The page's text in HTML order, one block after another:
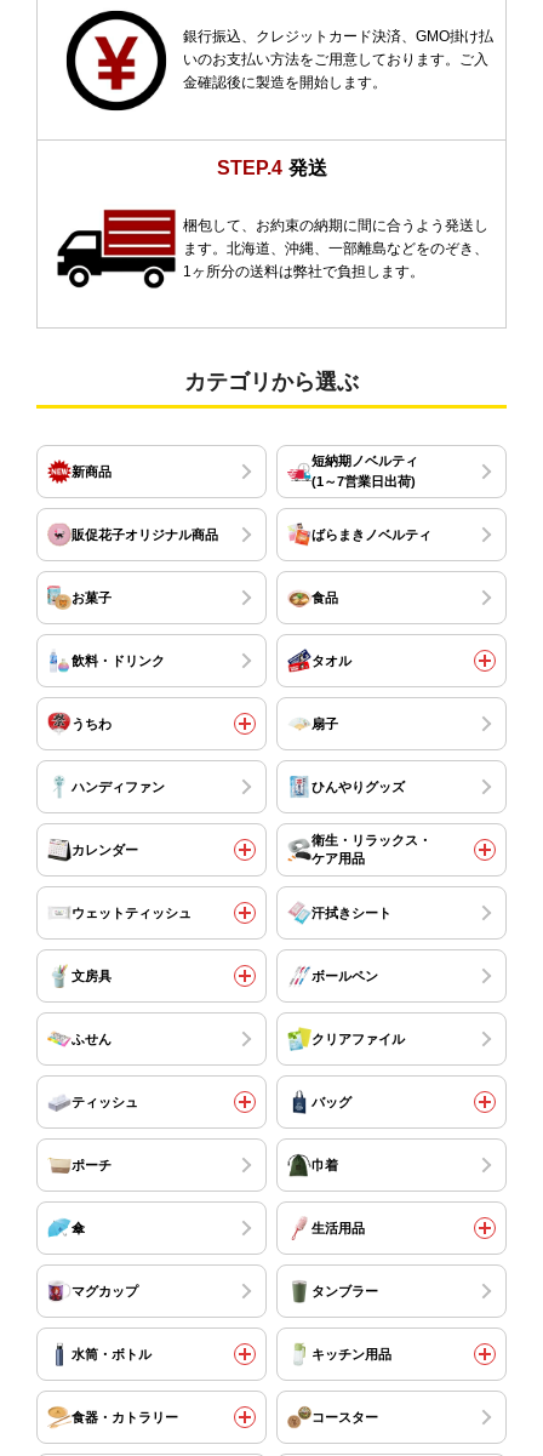
銀行振込、クレジットカード決済、GMO掛け払
いのお支払い方法をご用意しております。ご入
金確認後に製造を開始します。
STEP.4 発送
梱包して、お約束の納期に間に合うよう発送し
ます。北海道、沖縄、一部離島などをのぞき、
1ヶ所分の送料は弊社で負担します。
カテゴリから選ぶ
新商品
短納期ノベルティ
(1～7営業日出荷)
販促花子オリジナル商品 ばらまきノベルティ
お菓子 食品
飲料・ドリンク タオル
うちわ 扇子
ハンディファン ひんやりグッズ
カレンダー
衛生・リラックス・
ケア用品
ウェットティッシュ 汗拭きシート
文房具 ボールペン
ふせん クリアファイル
ティッシュ バッグ
ポーチ 巾着
傘 生活用品
マグカップ タンブラー
水筒・ボトル キッチン用品
食器・カトラリー コースター